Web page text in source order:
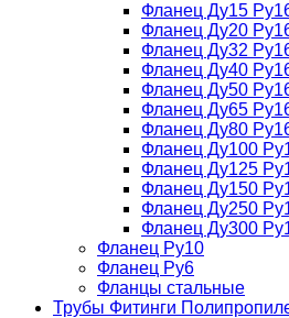
Фланец Ду15
Фланец Ду20
Фланец Ду32
Фланец Ду40
Фланец Ду50
Фланец Ду65
Фланец Ду80
Фланец Ду100
Фланец Ду125
Фланец Ду150
Фланец Ду250
Фланец Ду300
Фланец Ру10
Фланец Ру6
Фланцы стальные
Трубы Фитинги